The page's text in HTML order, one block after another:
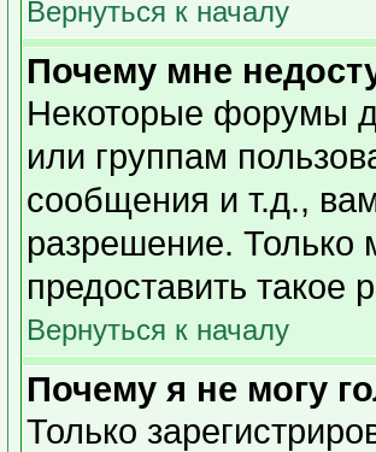
Вернуться к началу
Почему мне
Некоторые форумы
или группам
сообщения и т.д.,
разрешение. Только
предоставить такое
Вернуться к началу
Почему я не могу
Только